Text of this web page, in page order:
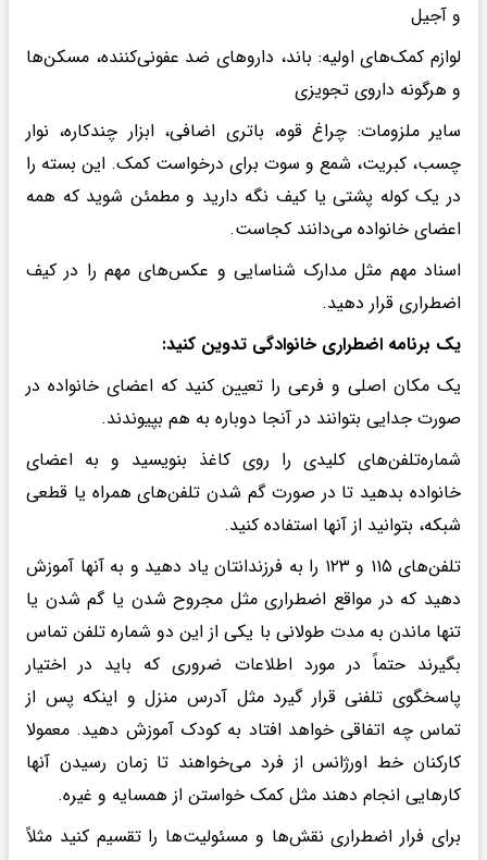
و آجیل
لوازم کمک‌های اولیه: باند، داروهای ضد عفونی‌کننده، مسکن‌ها
و هرگونه داروی تجویزی
سایر ملزومات: چراغ قوه، باتری اضافی، ابزار چندکاره، نوار
چسب، کبریت، شمع و سوت برای درخواست کمک. این بسته را
در یک کوله پشتی یا کیف نگه دارید و مطمئن شوید که همه
اعضای خانواده می‌دانند کجاست.
اسناد مهم مثل مدارک شناسایی و عکس‌های مهم را در کیف
اضطراری قرار دهید.
یک برنامه اضطراری خانوادگی تدوین کنید:
یک مکان اصلی و فرعی را تعیین کنید که اعضای خانواده در
صورت جدایی بتوانند در آنجا دوباره به هم بپیوندند.
شماره‌تلفن‌های کلیدی را روی کاغذ بنویسید و به اعضای
خانواده بدهید تا در صورت گم شدن تلفن‌های همراه یا قطعی
شبکه، بتوانید از آنها استفاده کنید.
تلفن‌های ۱۱۵ و ۱۲۳ را به فرزندانتان یاد دهید و به آنها آموزش
دهید که در مواقع اضطراری مثل مجروح شدن یا گم شدن یا
تنها ماندن به مدت طولانی با یکی از این دو شماره تلفن تماس
بگیرند حتماً در مورد اطلاعات ضروری که باید در اختیار
پاسخگوی تلفنی قرار گیرد مثل آدرس منزل و اینکه پس از
تماس چه اتفاقی خواهد افتاد به کودک آموزش دهید. معمولا
کارکنان خط اورژانس از فرد می‌خواهند تا زمان رسیدن آنها
کارهایی انجام دهند مثل کمک خواستن از همسایه و غیره.
برای فرار اضطراری نقش‌ها و مسئولیت‌ها را تقسیم کنید مثلاً